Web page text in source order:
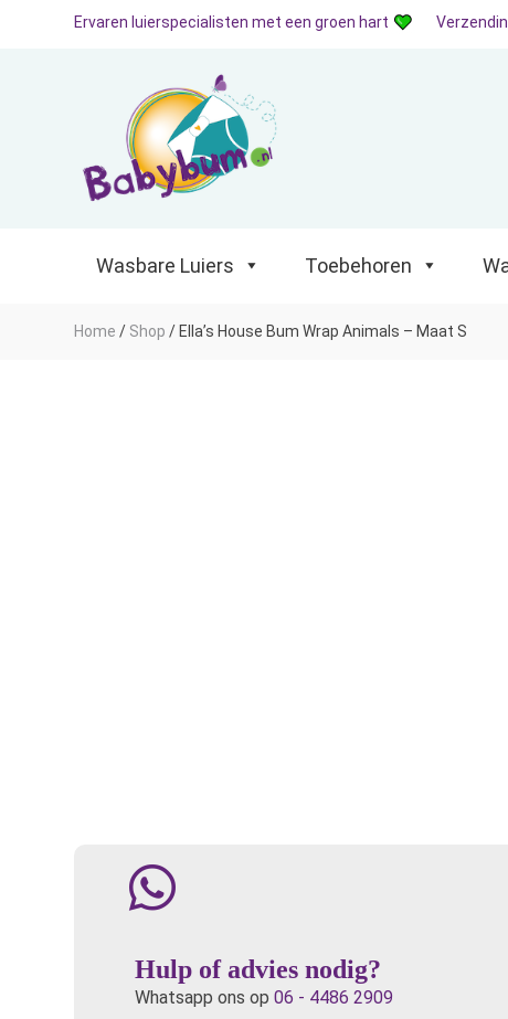
Wasbare Luiers Toebehoren
Ervaren luierspecialisten met een groen hart
Wasbare Luiers Toebehoren
Home / Shop / Ella’s House Bum Wrap Animals – Maat S
Hulp of advies nodig?
Whatsapp ons op 06 - 4486 2909